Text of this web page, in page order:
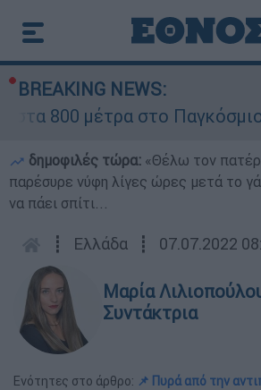
BREAKING NEWS:
μέτρα στο Παγκόσμιο
δημοφιλές τώρα: «Θέλω τον
παρέσυρε νύφη λίγες ώρες μετά το
να πάει σπίτι...
┋ Ελλάδα ┋ 07.07.2022
Μαρία
Συντάκτρια
Ενότητες στο άρθρο: 📌 Πυρά από την